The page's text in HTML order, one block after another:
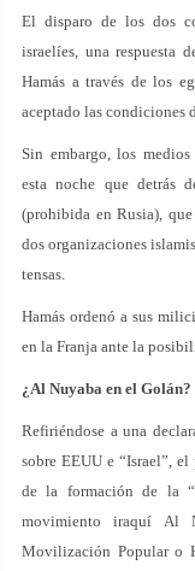
El disparo de los dos
israelíes, una respuesta
Hamás a través de los
aceptado las condiciones
Sin embargo, los
esta noche que detrás
(prohibida en Rusia),
dos organizaciones
tensas.
Hamás ordenó a sus
en la Franja ante la
¿Al Nuyaba en el Golán?
Refiriéndose a una
sobre EEUU e “Israel”,
de la formación de la
movimiento iraquí Al
Movilización Popular o